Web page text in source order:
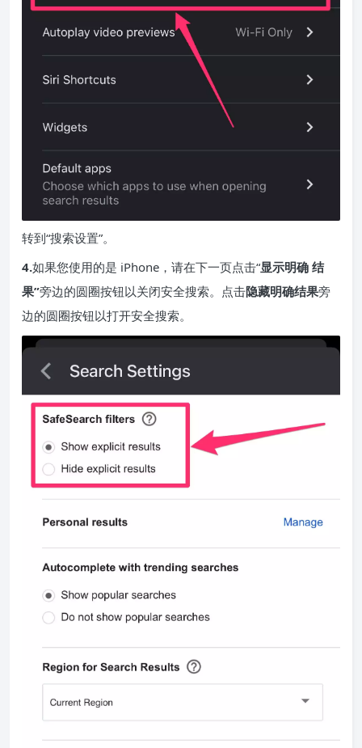
转到“搜索设置”。
4.如果您使用的是 iPhone，请在下一页点击“显示明确 结
果”旁边的圆圈按钮以关闭安全搜索。点击隐藏明确结果旁
边的圆圈按钮以打开安全搜索。